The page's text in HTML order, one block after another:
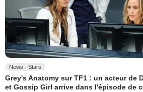
News - Stars
Grey's Anatomy sur TF1 : un acteur de
et Gossip Girl arrive dans l'épisode de